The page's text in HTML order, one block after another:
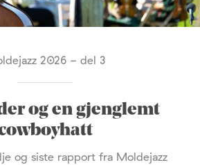
2026 - del 3
og en gjenglemt
og siste rapport fra Moldejazz